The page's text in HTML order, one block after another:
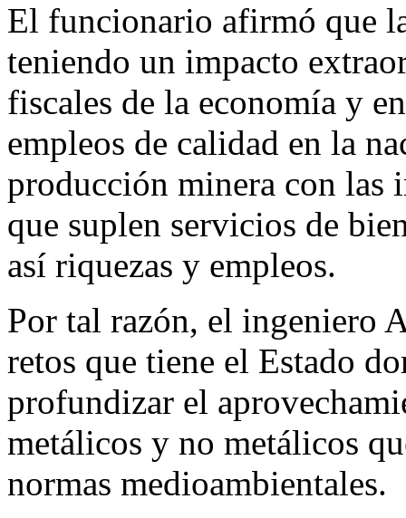
El funcionario afirmó que
teniendo un impacto
fiscales de la economía y
empleos de calidad en la
producción minera con las
que suplen servicios de
así riquezas y empleos.
Por tal razón, el ingeniero
retos que tiene el Estado
profundizar el
metálicos y no metálicos
normas medioambientales.